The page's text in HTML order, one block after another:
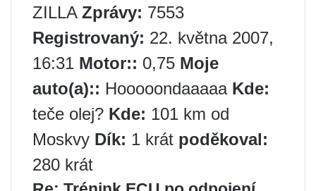
ZILLA Zprávy: 7553
Registrovaný: 22. května 2007,
16:31 Motor:: 0,75 Moje
auto(a):: Hooooondaaaaa Kde:
teče olej? Kde: 101 km od
Moskvy Dík: 1 krát poděkoval:
280 krát